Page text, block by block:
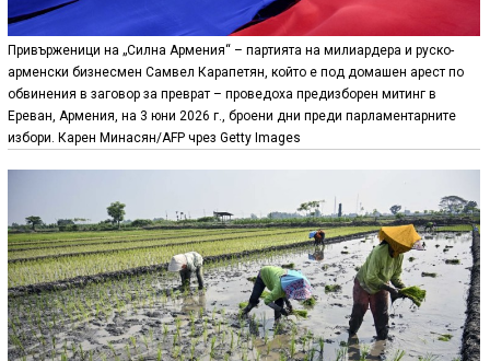
Привърженици на „Силна Армения“ – партията на милиардера и руско-
арменски бизнесмен Самвел Карапетян, който е под домашен арест по
обвинения в заговор за преврат – проведоха предизборен митинг в
Ереван, Армения, на 3 юни 2026 г., броени дни преди парламентарните
избори. Карен Минасян/AFP чрез Getty Images